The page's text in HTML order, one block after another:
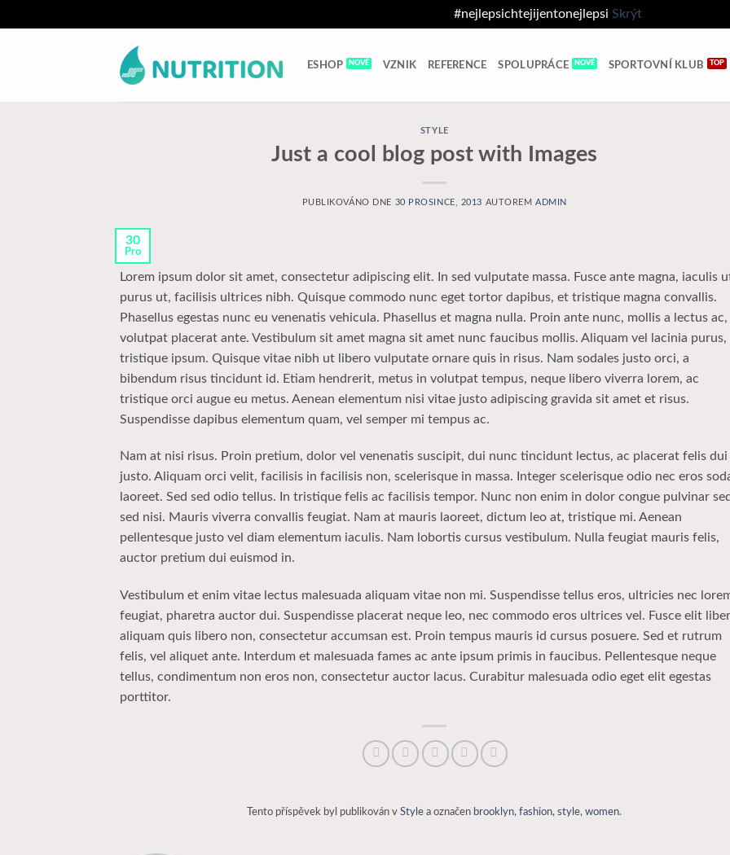
#nejlepsichtejijentonejlepsi Skrýt
ESHOP VZNIK REFERENCE SPOLUPRÁCE SPORTOVNÍ KLUB
STYLE
Just a cool blog post with Images
PUBLIKOVÁNO DNE 30 PROSINCE, 2013 AUTOREMADMIN
30
Pro
Lorem ipsum dolor sit amet, consectetur adipiscing elit. In sed vulputate massa. Fusce ante magna, iaculis
purus ut, facilisis ultrices nibh. Quisque commodo nunc eget tortor dapibus, et tristique magna convallis.
Phasellus egestas nunc eu venenatis vehicula. Phasellus et magna nulla. Proin ante nunc, mollis a lectus ac,
volutpat placerat ante. Vestibulum sit amet magna sit amet nunc faucibus mollis. Aliquam vel lacinia purus,
tristique ipsum. Quisque vitae nibh ut libero vulputate ornare quis in risus. Nam sodales justo orci, a
bibendum risus tincidunt id. Etiam hendrerit, metus in volutpat tempus, neque libero viverra lorem, ac
tristique orci augue eu metus. Aenean elementum nisi vitae justo adipiscing gravida sit amet et risus.
Suspendisse dapibus elementum quam, vel semper mi tempus ac.
Nam at nisi risus. Proin pretium, dolor vel venenatis suscipit, dui nunc tincidunt lectus, ac placerat felis dui
justo. Aliquam orci velit, facilisis in facilisis non, scelerisque in massa. Integer scelerisque odio nec eros
laoreet. Sed sed odio tellus. In tristique felis ac facilisis tempor. Nunc non enim in dolor congue pulvinar sed
sed nisi. Mauris viverra convallis feugiat. Nam at mauris laoreet, dictum leo at, tristique mi. Aenean
pellentesque justo vel diam elementum iaculis. Nam lobortis cursus vestibulum. Nulla feugiat mauris felis,
auctor pretium dui euismod in.
Vestibulum et enim vitae lectus malesuada aliquam vitae non mi. Suspendisse tellus eros, ultricies nec
feugiat, pharetra auctor dui. Suspendisse placerat neque leo, nec commodo eros ultrices vel. Fusce elit
aliquam quis libero non, consectetur accumsan est. Proin tempus mauris id cursus posuere. Sed et rutrum
felis, vel aliquet ante. Interdum et malesuada fames ac ante ipsum primis in faucibus. Pellentesque neque
tellus, condimentum non eros non, consectetur auctor lacus. Curabitur malesuada odio eget elit egestas
porttitor.
Tento příspěvek byl publikován vStyle a označen brooklyn,fashion,style,women.